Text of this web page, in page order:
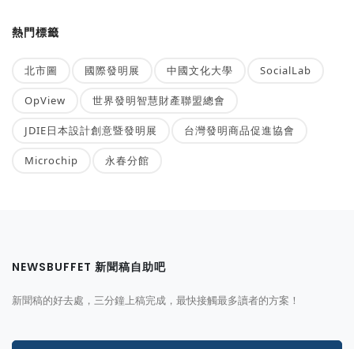
熱門標籤
北市圖 國際發明展 中國文化大學 SocialLab
OpView 世界發明智慧財產聯盟總會
JDIE日本設計創意暨發明展 台灣發明商品促進協會
Microchip 永春分館
NEWSBUFFET 新聞稿自助吧
新聞稿的好去處，三分鐘上稿完成，最快接觸最多讀者的方案！